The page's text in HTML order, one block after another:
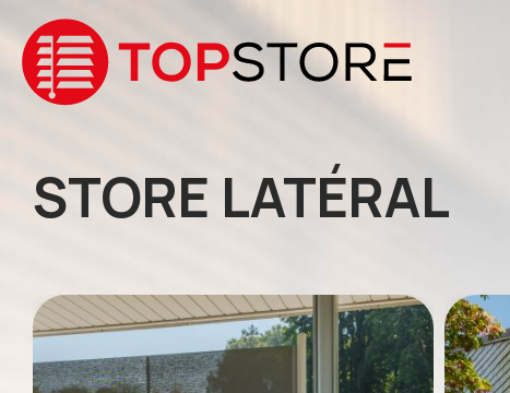
STORE LATÉRAL